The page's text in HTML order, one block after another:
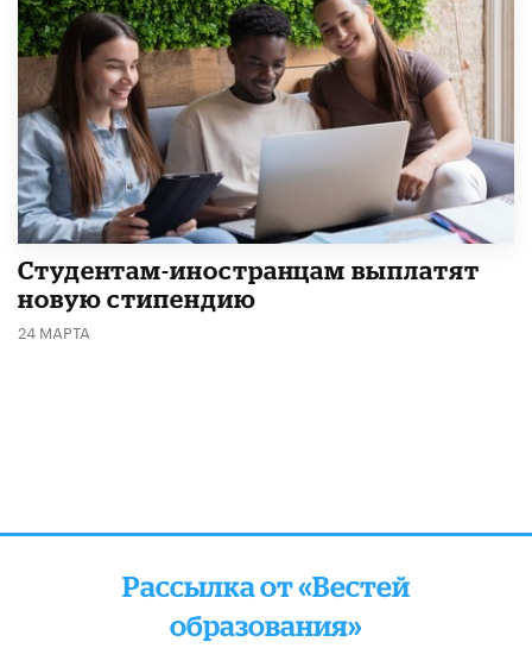
Студентам-иностранцам выплатят
новую стипендию
24 МАРТА
Рассылка от «Вестей
образования»